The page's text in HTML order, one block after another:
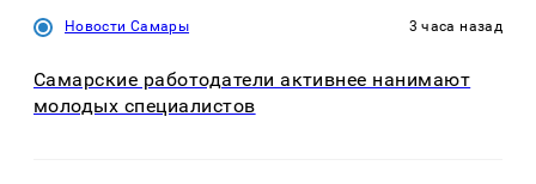
Новости Самары 3 часа назад
Самарские работодатели активнее нанимают
молодых специалистов